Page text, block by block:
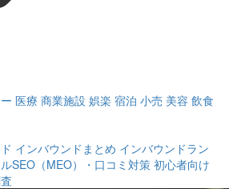
医療 商業施設 娯楽 宿泊 小売 美容 飲食
インバウンドまとめ インバウンドラン
SEO（MEO）・口コミ対策 初心者向け